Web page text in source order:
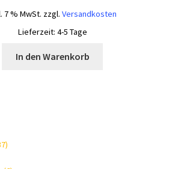
7 % MwSt. zzgl. Versandkosten
Lieferzeit: 4-5 Tage
In den Warenkorb
37